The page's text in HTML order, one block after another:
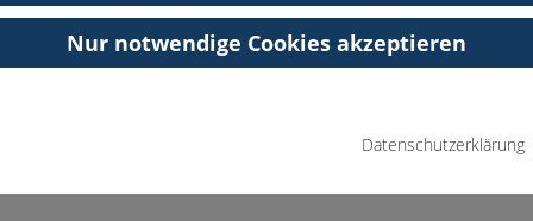
Nur notwendige Cookies akzeptieren
Datenschutzerklärung